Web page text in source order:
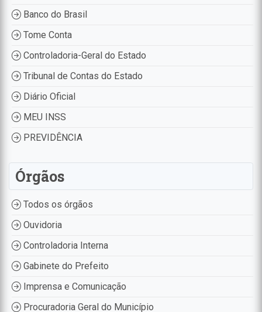
Banco do Brasil
Tome Conta
Controladoria-Geral do Estado
Tribunal de Contas do Estado
Diário Oficial
MEU INSS
PREVIDÊNCIA
Órgãos
Todos os órgãos
Ouvidoria
Controladoria Interna
Gabinete do Prefeito
Imprensa e Comunicação
Procuradoria Geral do Município